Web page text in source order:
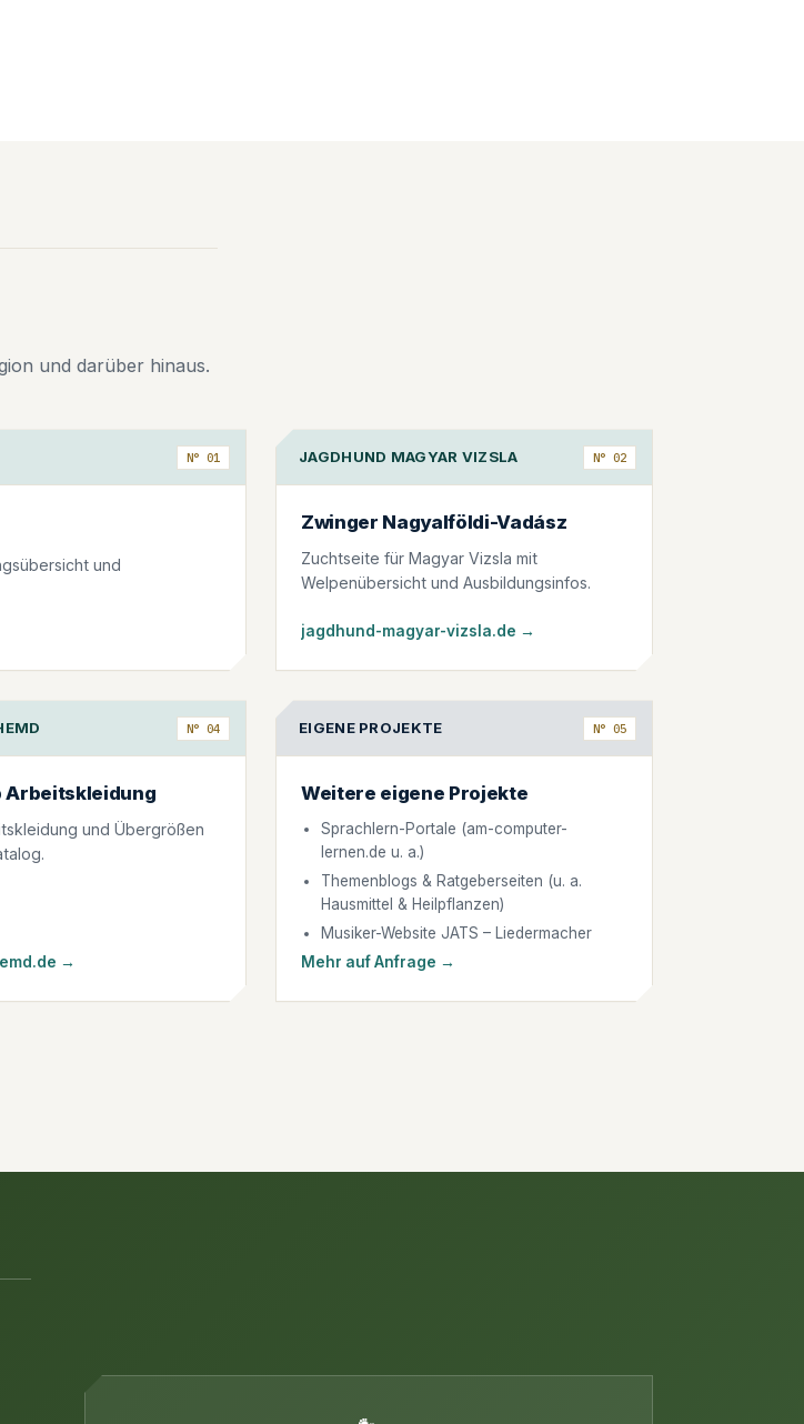
und darüber hinaus.
N° 01
und
N° 02
JAGDHUND MAGYAR VIZSLA
Zwinger Nagyalföldi-Vadász
Zuchtseite für Magyar Vizsla mit
Welpenübersicht und Ausbildungsinfos.
jagdhund-magyar-vizsla.de →
N° 04
Arbeitskleidung
und Übergrößen
→
N° 05
EIGENE PROJEKTE
Weitere eigene Projekte
Sprachlern-Portale (am-computer-
lernen.de u. a.)
Themenblogs & Ratgeberseiten (u. a.
Hausmittel & Heilpflanzen)
Musiker-Website JATS – Liedermacher
Mehr auf Anfrage →